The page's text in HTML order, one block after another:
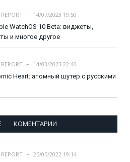
14/07/2023 19:50
WatchOS 10 Beta: виджеты,
и многое другое
14/03/2023 22:40
Heart: атомный шутер с русскими
КОМЕНТАРИИ
25/05/2022 19:14